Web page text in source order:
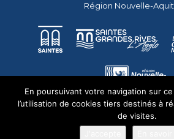
Région Nouvelle-
En poursuivant votre navigation sur
l’utilisation de cookies tiers destinés à
de visites.